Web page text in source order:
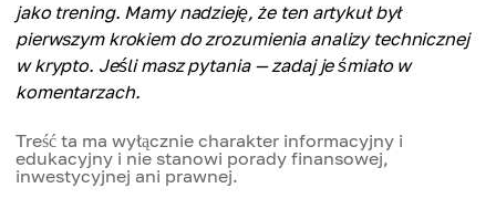
jako trening. Mamy nadzieję, że ten artykuł był
pierwszym krokiem do zrozumienia analizy technicznej
w krypto. Jeśli masz pytania — zadaj je śmiało w
komentarzach.
Treść ta ma wyłącznie charakter informacyjny i
edukacyjny i nie stanowi porady finansowej,
inwestycyjnej ani prawnej.